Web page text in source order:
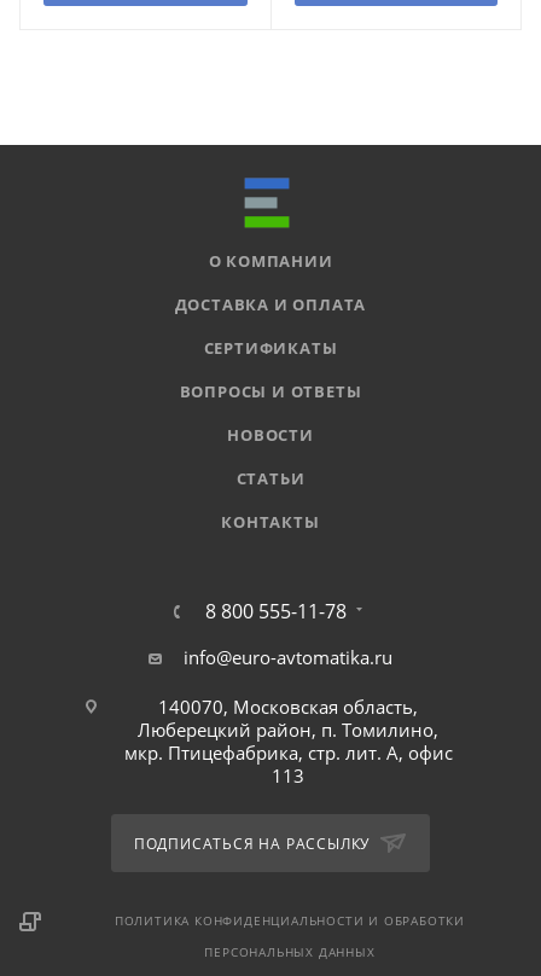
О КОМПАНИИ
ДОСТАВКА И ОПЛАТА
СЕРТИФИКАТЫ
ВОПРОСЫ И ОТВЕТЫ
НОВОСТИ
СТАТЬИ
КОНТАКТЫ
8 800 555-11-78
info@euro-avtomatika.ru
140070, Московская область,
Люберецкий район, п. Томилино,
мкр. Птицефабрика, стр. лит. А, офис
113
ПОДПИСАТЬСЯ НА РАССЫЛКУ
ПОЛИТИКА КОНФИДЕНЦИАЛЬНОСТИ И ОБРАБОТКИ
ПЕРСОНАЛЬНЫХ ДАННЫХ